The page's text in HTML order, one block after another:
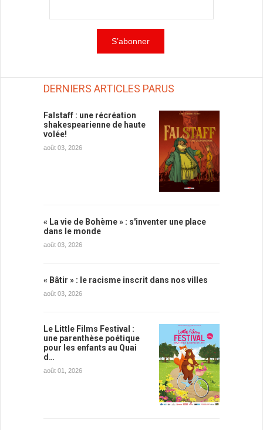
DERNIERS ARTICLES PARUS
Falstaff : une récréation
shakespearienne de haute
volée!
août 03, 2026
« La vie de Bohème » : s'inventer une place
dans le monde
août 03, 2026
« Bâtir » : le racisme inscrit dans nos villes
août 03, 2026
Le Little Films Festival :
une parenthèse poétique
pour les enfants au Quai
d…
août 01, 2026